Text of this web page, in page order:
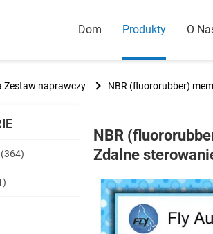
Dom Produkty O
Zestaw naprawczy NBR (fluororubber)
(364)
NBR
Zdalne